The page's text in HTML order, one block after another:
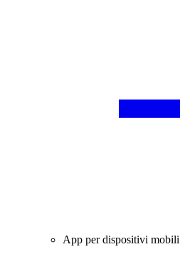
App per dispositivi mobili